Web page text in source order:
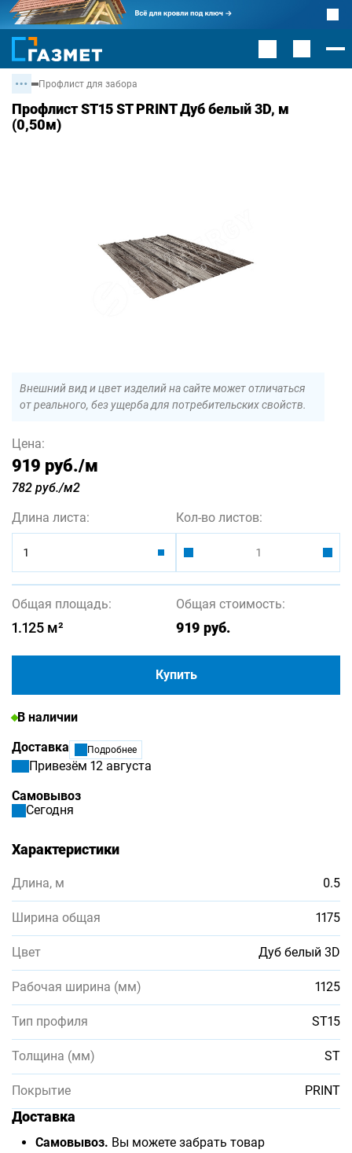
Профлист для забора
Профлист ST15 ST PRINT Дуб белый 3D, м
(0,50м)
Внешний вид и цвет изделий на сайте может отличаться
от реального, без ущерба для потребительских свойств.
Цена:
919 руб./м
782 руб./м2
Длина листа:
1
Кол-во листов:
Общая площадь:
1.125 м²
Общая стоимость:
919 руб.
Купить
В наличии
Доставка
Подробнее
Привезём 12 августа
Самовывоз
Сегодня
Характеристики
Длина, м 0.5
Ширина общая 1175
Цвет Дуб белый 3D
Рабочая ширина (мм) 1125
Тип профиля ST15
Толщина (мм) ST
Покрытие PRINT
Доставка
Самовывоз. Вы можете забрать товар